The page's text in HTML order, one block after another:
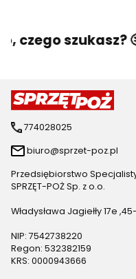
czego szukasz?
774028025
biuro@sprzet-poz.pl
Przedsiębiorstwo
SPRZĘT-POŻ Sp. z o.o.
Władysława Jagiełły 17e
NIP: 7542738220
Regon: 532382159
KRS: 0000943666